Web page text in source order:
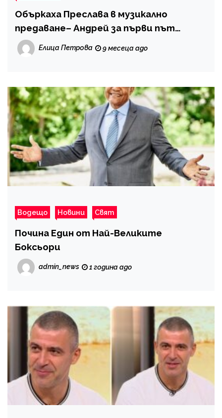
Объркаха Преслава в музикално
предаване– Андрей за първи път
използва „златния“ бутон
Елица Петрова 9 месеца ago
Водещо Новини Свят
Почина Един от Най-Великите
Боксьори
admin_news 1 година ago